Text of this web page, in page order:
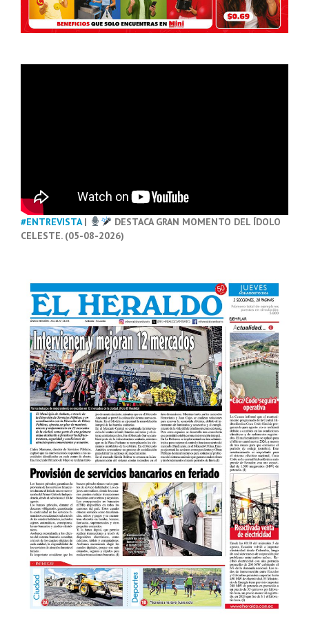
#ENTREVISTA|
DESTACA GRAN MOMENTO DEL ÍDOLO
CELESTE. (05-08-2026)